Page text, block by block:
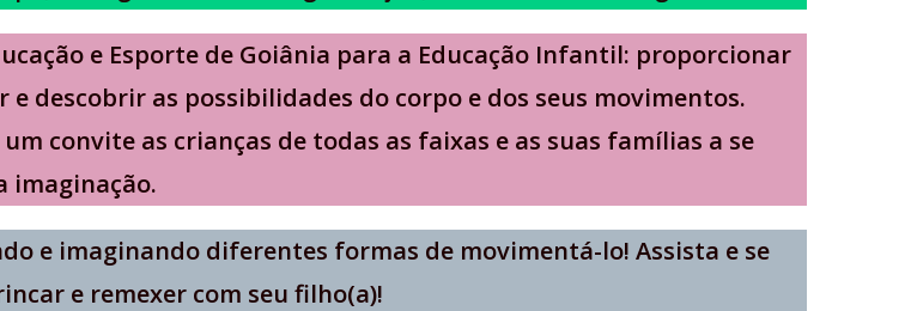
e Esporte de Goiânia para a Educação Infantil: proporcionar
descobrir as possibilidades do corpo e dos seus movimentos.
convite as crianças de todas as faixas e as suas famílias a se
imaginação.
e imaginando diferentes formas de movimentá-lo! Assista e se
e remexer com seu filho(a)!